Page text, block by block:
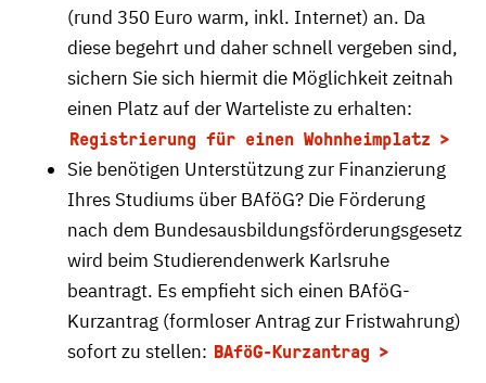
(rund 350 Euro warm, inkl. Internet) an. Da
diese begehrt und daher schnell vergeben sind,
sichern Sie sich hiermit die Möglichkeit zeitnah
einen Platz auf der Warteliste zu erhalten:
Registrierung für einen Wohnheimplatz
Sie benötigen Unterstützung zur Finanzierung
Ihres Studiums über BAföG? Die Förderung
nach dem Bundesausbildungsförderungsgesetz
wird beim Studierendenwerk Karlsruhe
beantragt. Es empfieht sich einen BAföG-
Kurzantrag (formloser Antrag zur Fristwahrung)
sofort zu stellen: BAföG-Kurzantrag